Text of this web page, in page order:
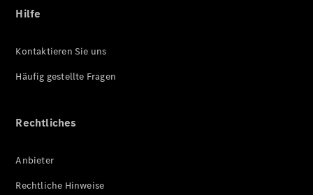
Hilfe
Kontaktieren Sie uns
Häufig gestellte Fragen
Rechtliches
Anbieter
Rechtliche Hinweise